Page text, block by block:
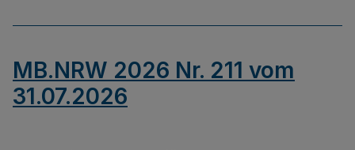
MB.NRW 2026 Nr. 211 vom
31.07.2026